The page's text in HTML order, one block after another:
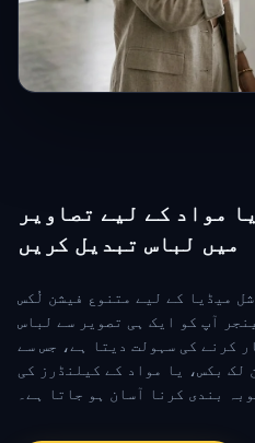
مواد کے لیے تصاویر
میں لباس تبدیل کریں
میڈیا کے لیے متنوع فیشن لُکس
آپ کو ایک ہی تصویر سے لباس
کرنے کی سہولت دیتا ہے، جس سے
لک بکس، یا مواد کے کیلنڈرز کی
بندی کرنا آسان ہو جاتا ہے۔